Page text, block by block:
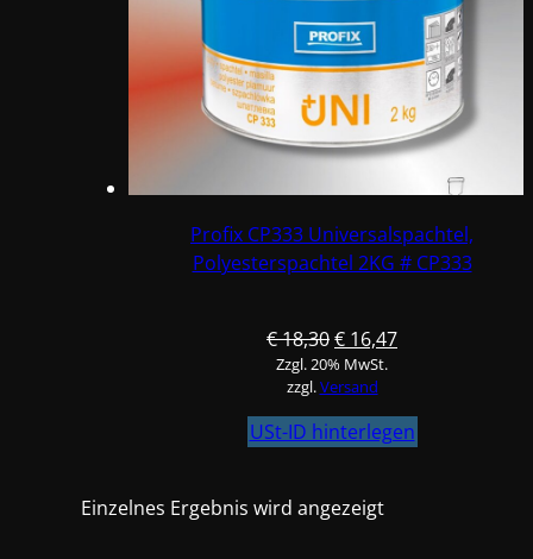
Profix CP333 Universalspachtel,
Polyesterspachtel 2KG # CP333
€18,30Ursprünglicher
Preis
war:
€ 18,30
€ 16,47Aktueller
€ 16,47.
Zzgl. 20% MwSt.
zzgl.Versand
USt-ID hinterlegen
Einzelnes Ergebnis wird angezeigt